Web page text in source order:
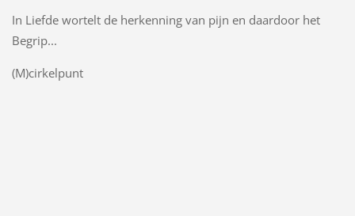
In Liefde wortelt de herkenning van pijn en daardoor het
Begrip...
(M)cirkelpunt